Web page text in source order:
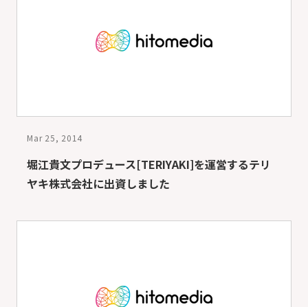
Mar 25, 2014
堀江貴文プロデュース[TERIYAKI]を運営するテリ
ヤキ株式会社に出資しました